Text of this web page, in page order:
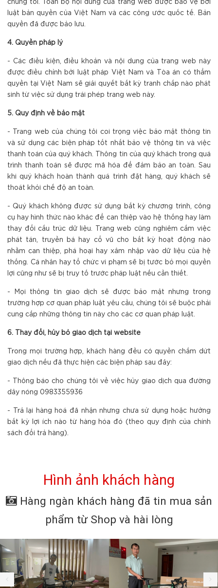
chúng tôi. Toàn bộ nội dung của trang web được bảo vệ bởi
luật bản quyền của Việt Nam và các công ước quốc tế. Bản
quyền đã được bảo lưu.
4. Quyền pháp lý
- Các điều kiện, điều khoản và nội dung của trang web này
được điều chỉnh bởi luật pháp Việt Nam và Tòa án có thẩm
quyền tại Việt Nam sẽ giải quyết bất kỳ tranh chấp nào phát
sinh từ việc sử dụng trái phép trang web này.
5. Quy định về bảo mật
- Trang web của chúng tôi coi trọng việc bảo mật thông tin
và sử dụng các biện pháp tốt nhất bảo vệ thông tin và việc
thanh toán của quý khách. Thông tin của quý khách trong quá
trình thanh toán sẽ được mã hóa để đảm bảo an toàn. Sau
khi quý khách hoàn thành quá trình đặt hàng, quý khách sẽ
thoát khỏi chế độ an toàn.
- Quý khách không được sử dụng bất kỳ chương trình, công
cụ hay hình thức nào khác để can thiệp vào hệ thống hay làm
thay đổi cấu trúc dữ liệu. Trang web cũng nghiêm cấm việc
phát tán, truyền bá hay cổ vũ cho bất kỳ hoạt động nào
nhằm can thiệp, phá hoại hay xâm nhập vào dữ liệu của hệ
thống. Cá nhân hay tổ chức vi phạm sẽ bị tước bỏ mọi quyền
lợi cũng như sẽ bị truy tố trước pháp luật nếu cần thiết.
- Mọi thông tin giao dịch sẽ được bảo mật nhưng trong
trường hợp cơ quan pháp luật yêu cầu, chúng tôi sẽ buộc phải
cung cấp những thông tin này cho các cơ quan pháp luật.
6. Thay đổi, hủy bỏ giao dịch tại website
Trong mọi trường hợp, khách hàng đều có quyền chấm dứt
giao dịch nếu đã thực hiện các biện pháp sau đây:
- Thông báo cho chúng tôi về việc hủy giao dịch qua đường
dây nóng 0983355936
- Trả lại hàng hoá đã nhận nhưng chưa sử dụng hoặc hưởng
bất kỳ lợi ích nào từ hàng hóa đó (theo quy định của chính
sách đổi trả hàng).
Hình ảnh khách hàng
Hàng ngàn khách hàng đã tin mua sản
phẩm từ Shop và hài lòng